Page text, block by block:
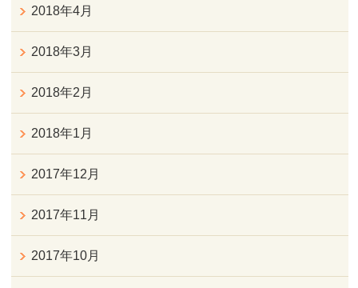
2018年4月
2018年3月
2018年2月
2018年1月
2017年12月
2017年11月
2017年10月